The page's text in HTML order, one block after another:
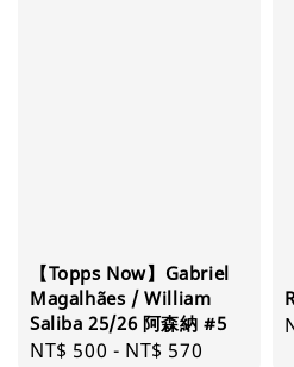
【Topps Now】Gabriel
Magalhães / William
Saliba 25/26 阿森納 #5
Regular
NT$ 500 - NT$ 570